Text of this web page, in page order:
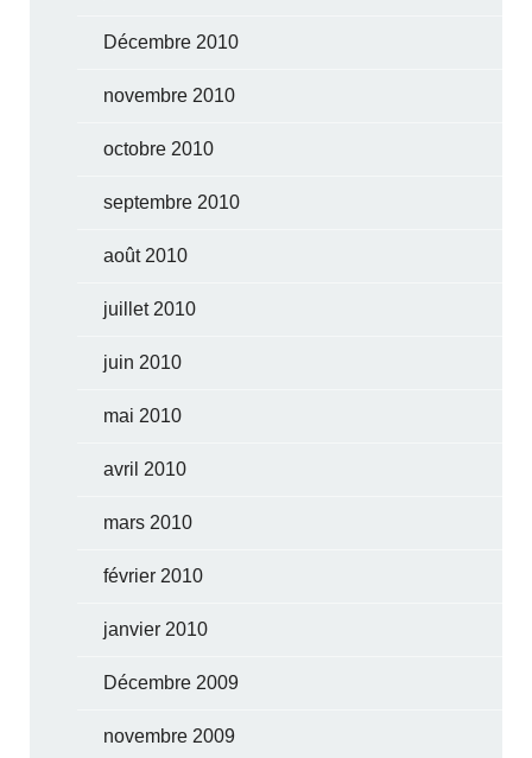
Décembre 2010
novembre 2010
octobre 2010
septembre 2010
août 2010
juillet 2010
juin 2010
mai 2010
avril 2010
mars 2010
février 2010
janvier 2010
Décembre 2009
novembre 2009